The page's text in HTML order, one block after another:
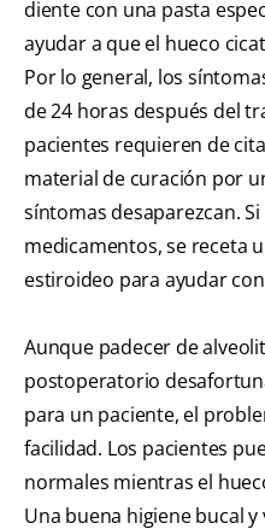
diente con una pasta
ayudar a que el hueco
Por lo general, los
de 24 horas después del
pacientes requieren de
material de curación por
síntomas desaparezcan.
medicamentos, se receta
estiroideo para ayudar
Aunque padecer de
postoperatorio
para un paciente, el
facilidad. Los pacientes
normales mientras el
Una buena higiene bucal